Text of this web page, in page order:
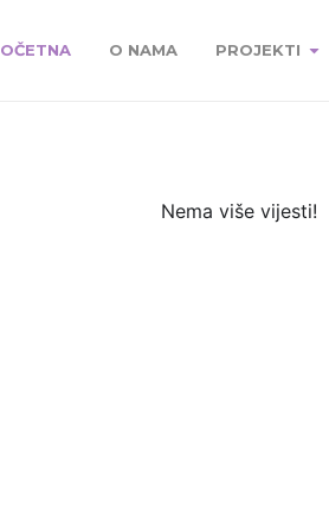
O NAMA PROJEKTI
Nema više vijesti!